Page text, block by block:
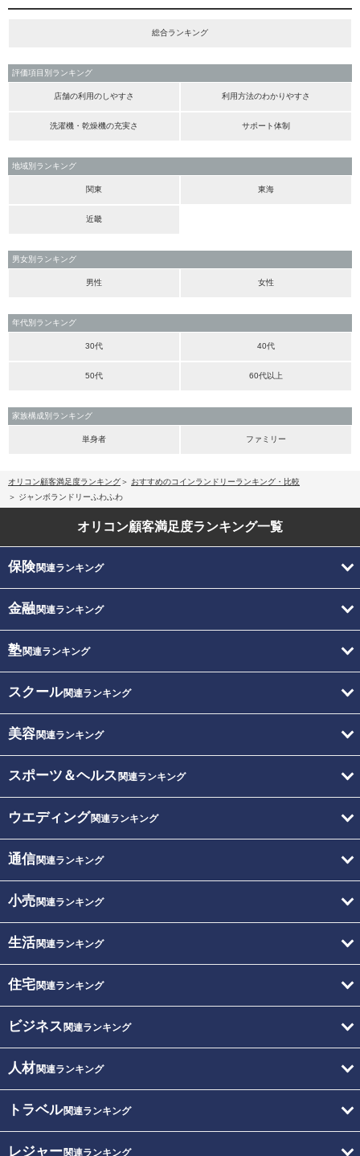
総合ランキング
評価項目別ランキング
店舗の利用のしやすさ 利用方法のわかりやすさ
洗濯機・乾燥機の充実さ サポート体制
地域別ランキング
関東 東海
近畿
男女別ランキング
男性 女性
年代別ランキング
30代 40代
50代 60代以上
家族構成別ランキング
単身者 ファミリー
オリコン顧客満足度ランキング
おすすめのコインランドリーランキング・比較
ジャンボランドリーふわふわ
オリコン顧客満足度ランキング一覧
保険関連ランキング
金融関連ランキング
塾関連ランキング
スクール関連ランキング
美容関連ランキング
スポーツ＆ヘルス 関連ランキング
ウエディング関連ランキング
通信関連ランキング
小売関連ランキング
生活関連ランキング
住宅関連ランキング
ビジネス 関連ランキング
人材関連ランキング
トラベル関連ランキング
レジャー関連ランキング